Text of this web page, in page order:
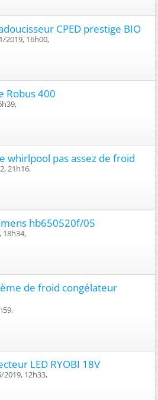
CPED prestige BIO
2019, 16h00,
Robus 400
whirlpool pas assez de froid
21h16,
hb650520f/05
de froid congélateur
LED RYOBI 18V
12h33,